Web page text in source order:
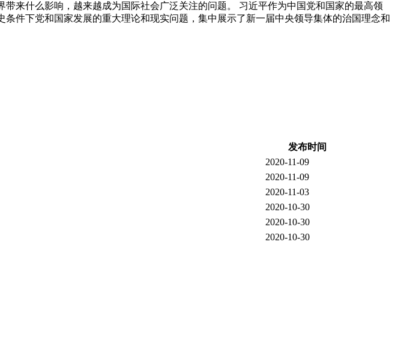
来什么影响，越来越成为国际社会广泛关注的问题。 习近平作为中国党和国家的最高领
件下党和国家发展的重大理论和现实问题，集中展示了新一届中央领导集体的治国理念和
发布时间
2020-11-09
2020-11-09
2020-11-03
2020-10-30
2020-10-30
2020-10-30